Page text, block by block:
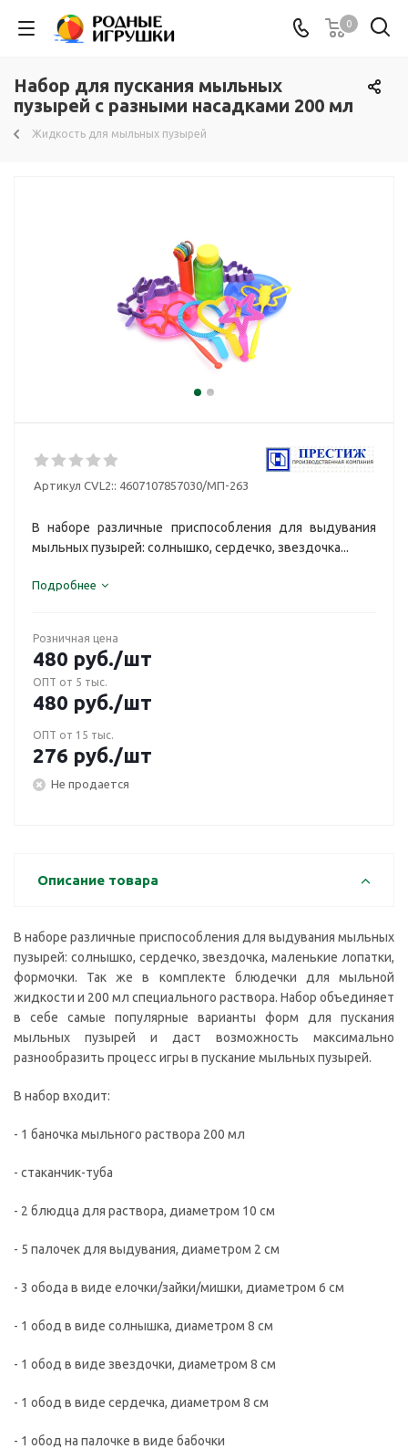
0
Набор для пускания мыльных
пузырей с разными насадками 200 мл
Жидкость для мыльных пузырей
Артикул CVL2:: 4607107857030/МП-263
В наборе различные приспособления для выдувания
мыльных пузырей: солнышко, сердечко, звездочка...
Подробнее
Розничная цена
480 руб./шт
ОПТ от 5 тыс.
480 руб./шт
ОПТ от 15 тыс.
276 руб./шт
Не продается
Описание товара
В наборе различные приспособления для выдувания мыльных
пузырей: солнышко, сердечко, звездочка, маленькие лопатки,
формочки. Так же в комплекте блюдечки для мыльной
жидкости и 200 мл специального раствора. Набор объединяет
в себе самые популярные варианты форм для пускания
мыльных пузырей и даст возможность максимально
разнообразить процесс игры в пускание мыльных пузырей.
В набор входит:
- 1 баночка мыльного раствора 200 мл
- стаканчик-туба
- 2 блюдца для раствора, диаметром 10 см
- 5 палочек для выдувания, диаметром 2 см
- 3 обода в виде елочки/зайки/мишки, диаметром 6 см
- 1 обод в виде солнышка, диаметром 8 см
- 1 обод в виде звездочки, диаметром 8 см
- 1 обод в виде сердечка, диаметром 8 см
- 1 обод на палочке в виде бабочки